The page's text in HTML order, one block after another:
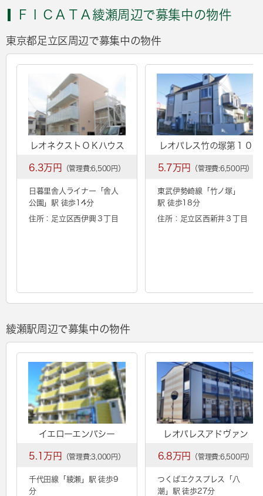
ＦＩＣＡＴＡ綾瀬周辺で募集中の物件
東京都足立区周辺で募集中の物件
レオネクストＯＫハウス
6.3万円 （管理費:6,500円）
日暮里舎人ライナー「舎人
公園 」駅 徒歩14分
住所：足立区西伊興３丁目
レオパレス竹の塚第１０
5.7万円 （管理費:6,500円）
東武伊勢崎線「 竹ノ塚 」
駅 徒歩18分
住所：足立区西新井３丁目
綾瀬駅周辺で募集中の物件
イエローエンバシー
5.1万円 （管理費:3,000円）
千代田線「 綾瀬 」駅 徒歩9
分
レオパレスアドヴァン
6.8万円 （管理費:6,500円）
つくばエクスプレス「 八
潮 」駅 徒歩27分